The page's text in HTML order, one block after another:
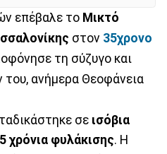
επέβαλε το Μικτό
στον 35χρονο
τη σύζυγο και
ανήμερα Θεοφάνεια
σε ισόβια
χρόνια φυλάκισης. Η